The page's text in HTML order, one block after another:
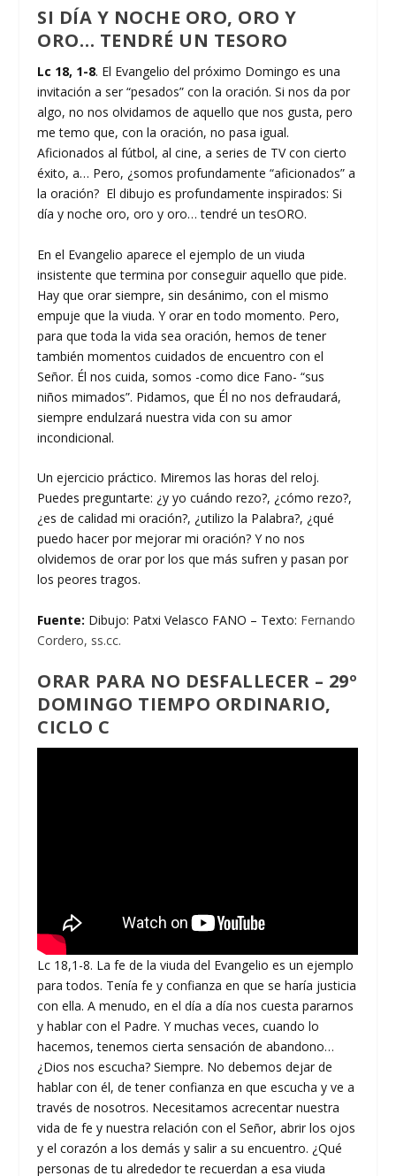
SI DÍA Y NOCHE ORO, ORO Y
ORO… TENDRÉ UN TESORO
Lc 18, 1-8. El Evangelio del próximo Domingo es una
invitación a ser “pesados” con la oración. Si nos da por
algo, no nos olvidamos de aquello que nos gusta, pero
me temo que, con la oración, no pasa igual.
Aficionados al fútbol, al cine, a series de TV con cierto
éxito, a… Pero, ¿somos profundamente “aficionados” a
la oración? El dibujo es profundamente inspirados: Si
día y noche oro, oro y oro… tendré un tesORO.
En el Evangelio aparece el ejemplo de un viuda
insistente que termina por conseguir aquello que pide.
Hay que orar siempre, sin desánimo, con el mismo
empuje que la viuda. Y orar en todo momento. Pero,
para que toda la vida sea oración, hemos de tener
también momentos cuidados de encuentro con el
Señor. Él nos cuida, somos -como dice Fano- “sus
niños mimados”. Pidamos, que Él no nos defraudará,
siempre endulzará nuestra vida con su amor
incondicional.
Un ejercicio práctico. Miremos las horas del reloj.
Puedes preguntarte: ¿y yo cuándo rezo?, ¿cómo rezo?,
¿es de calidad mi oración?, ¿utilizo la Palabra?, ¿qué
puedo hacer por mejorar mi oración? Y no nos
olvidemos de orar por los que más sufren y pasan por
los peores tragos.
Fuente: Dibujo: Patxi Velasco FANO – Texto: Fernando
Cordero, ss.cc.
ORAR PARA NO DESFALLECER – 29º
DOMINGO TIEMPO ORDINARIO,
CICLO C
Lc 18,1-8. La fe de la viuda del Evangelio es un ejemplo
para todos. Tenía fe y confianza en que se haría justicia
con ella. A menudo, en el día a día nos cuesta pararnos
y hablar con el Padre. Y muchas veces, cuando lo
hacemos, tenemos cierta sensación de abandono…
¿Dios nos escucha? Siempre. No debemos dejar de
hablar con él, de tener confianza en que escucha y ve a
través de nosotros. Necesitamos acrecentar nuestra
vida de fe y nuestra relación con el Señor, abrir los ojos
y el corazón a los demás y salir a su encuentro. ¿Qué
personas de tu alrededor te recuerdan a esa viuda